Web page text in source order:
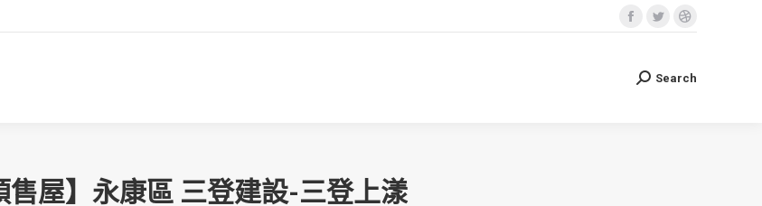
Facebook
opens
Twitter
opens
Dribbble
opens
Search:
Search
售屋】永康區 三登建設-三登上漾
Search:
Search